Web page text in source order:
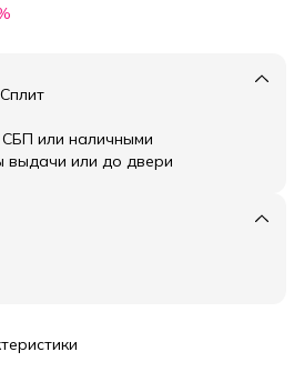
или наличными
выдачи или до двери